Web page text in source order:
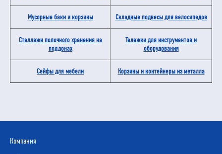
Мусорные баки и корзины Складные подвесы для велосипедов
Стеллажи полочного хранения на
поддонах
Тележки для инструментов и
оборудования
Сейфы для мебели Корзины и контейнеры из металла
Компания